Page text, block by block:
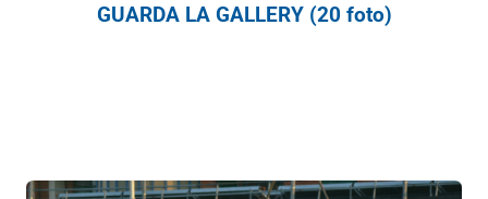
GUARDA LA GALLERY (20 foto)